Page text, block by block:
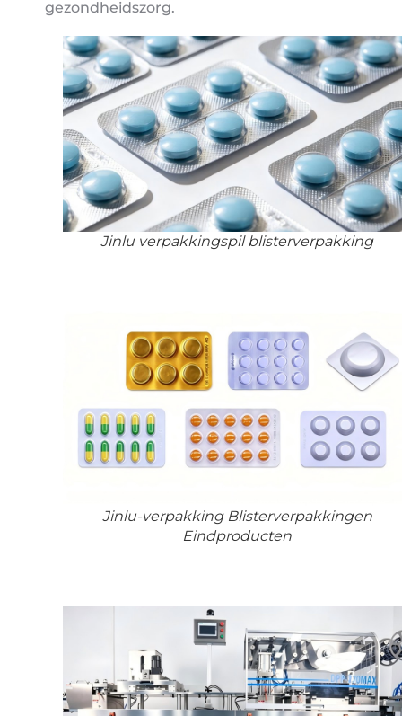
gezondheidszorg.
Jinlu verpakkingspil blisterverpakking
Jinlu-verpakking Blisterverpakkingen
Eindproducten